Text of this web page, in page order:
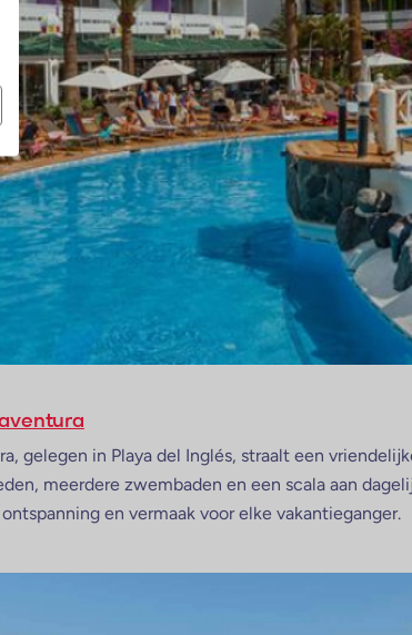
gelegen in Playa del Inglés, straalt een
meerdere zwembaden en een scala aan
en vermaak voor elke vakantieganger.